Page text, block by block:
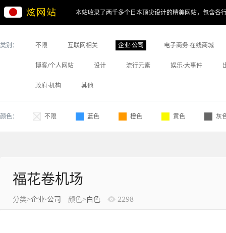
本站收录了两千多个日本顶尖设计的精美网站，包含各
类别： 不限 互联网相关 企业·公司 电子商务·在线商城
博客/个人网站 设计 流行元素 娱乐·大事件
政府·机构 其他
颜色： 不限 蓝色 橙色 黄色 灰
福花卷机场
分类>企业·公司 颜色>白色 2298